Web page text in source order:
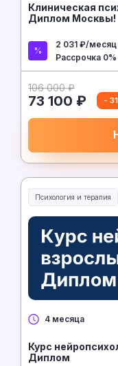
Клиническая
Диплом Москвы!
2 031 ₽/месяц
Рассрочка 0%
106 000 ₽
73 100 ₽ -
Психология и терапия
4 месяца
Курс
Диплом